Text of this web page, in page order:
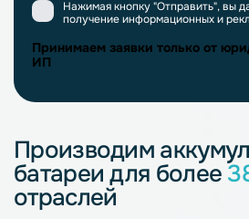
Нажимая кнопку "Отправить", вы
получение информационных и
Принимаем заявки только от
ИП
Производим
батареи для более
отраслей